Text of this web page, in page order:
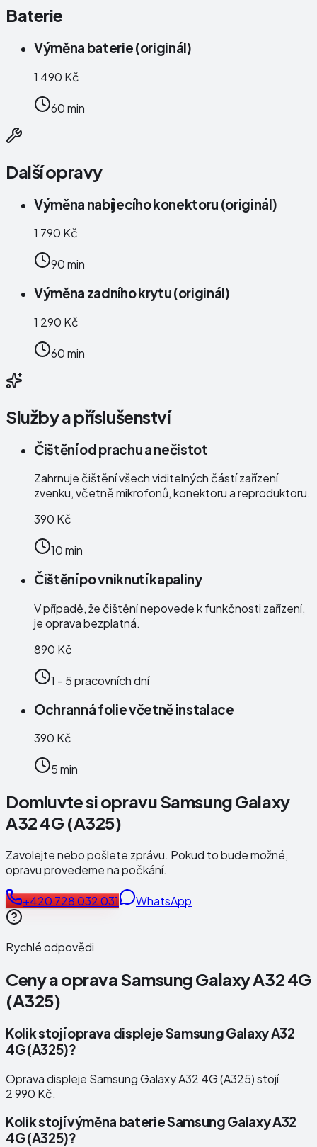
Baterie
Výměna baterie (originál)
1 490 Kč
60 min
Další opravy
Výměna nabíjecího konektoru (originál)
1 790 Kč
90 min
Výměna zadního krytu (originál)
1 290 Kč
60 min
Služby a příslušenství
Čištění od prachu a nečistot
Zahrnuje čištění všech viditelných částí zařízení
zvenku, včetně mikrofonů, konektoru a reproduktoru.
390 Kč
10 min
Čištění po vniknutí kapaliny
V případě, že čištění nepovede k funkčnosti zařízení,
je oprava bezplatná.
890 Kč
1 - 5 pracovních dní
Ochranná folie včetně instalace
390 Kč
5 min
Domluvte si opravu Samsung Galaxy
A32 4G (A325)
Zavolejte nebo pošlete zprávu. Pokud to bude možné,
opravu provedeme na počkání.
+420 728 032 031 WhatsApp
Rychlé odpovědi
Ceny a opravaSamsung Galaxy A32 4G
(A325)
Kolik stojí oprava displeje Samsung Galaxy A32
4G (A325)?
Oprava displeje Samsung Galaxy A32 4G (A325) stojí
2 990 Kč.
Kolik stojí výměna baterie Samsung Galaxy A32
4G (A325)?